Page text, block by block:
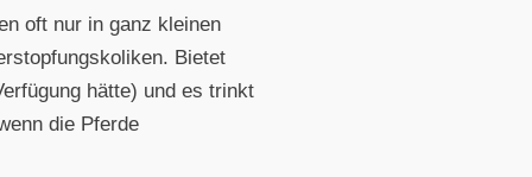
oft nur in ganz kleinen
Bietet
hätte) und es trinkt
die Pferde